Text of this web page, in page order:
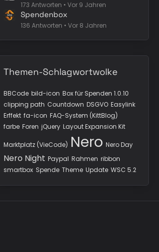
173 Antworten Vor 9 Jahren
Spendenbox
136 Antworten Vor 8 Jahren
Themen-Schlagwortwolke
BBCode bild-icon Box für Spenden 1.0.10
clipping path Countdown DSGVO Easylink
Erffekt fa-icon FAQ-System (KittBlog)
farbe Foren jQuery Layout Expansion Kit
Marktplatz (VieCode) Nero Nero Day
Nero Night Paypal Rahmen ribbon
smartbox Spende Theme Update WSC 5.2